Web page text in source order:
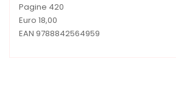
Pagine 420
Euro 18,00
EAN 9788842564959